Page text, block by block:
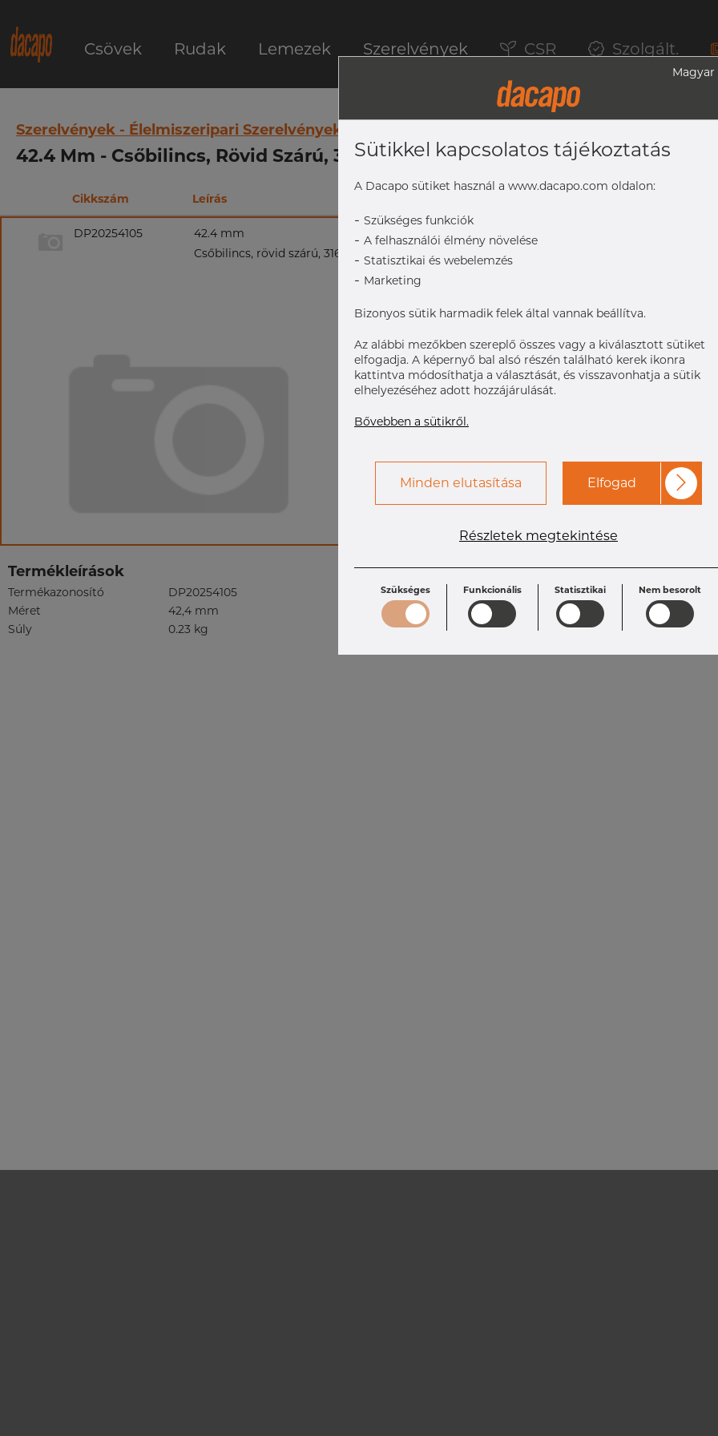
Csövek Rudak Lemezek Szerelvények CSR Szolgált.
Szerelvények - Élelmiszeripari Szerelvények
42.4 Mm - Csőbilincs, Rövid Szárú, 316L
Cikkszám Leírás
DP20254105
42.4 mm
Csőbilincs, rövid szárú, 316L
Termékleírások
Termékazonosító
DP20254105
Méret
42,4 mm
Súly
0.23 kg
Magyar
Sütikkel kapcsolatos tájékoztatás
A Dacapo sütiket használ a www.dacapo.com oldalon:
- Szükséges funkciók
- A felhasználói élmény növelése
- Statisztikai és webelemzés
- Marketing
Bizonyos sütik harmadik felek által vannak beállítva.
Az alábbi mezőkben szereplő összes vagy a kiválasztott sütiket
elfogadja. A képernyő bal alsó részén található kerek ikonra
kattintva módosíthatja a választását, és visszavonhatja a sütik
elhelyezéséhez adott hozzájárulását.
Bővebben a sütikről.
Minden elutasítása Elfogad
Részletek megtekintése
Szükséges Funkcionális Statisztikai Nem besorolt